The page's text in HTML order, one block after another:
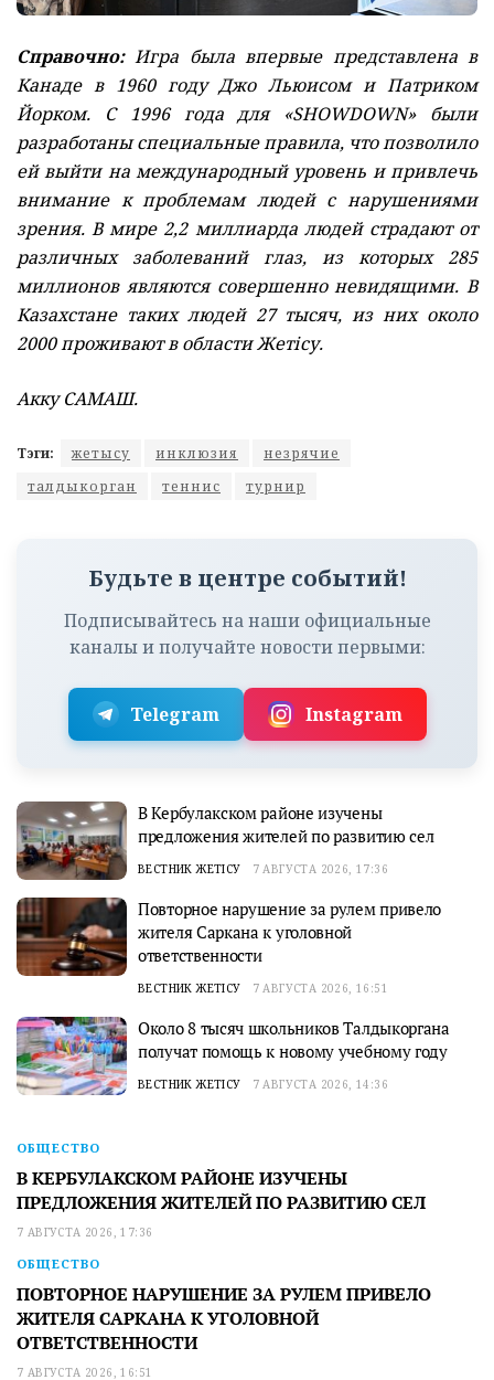
Справочно:Игра была впервые представлена в
Канаде в 1960 году Джо Льюисом и Патриком
Йорком. С 1996 года для «SHOWDOWN» были
разработаны специальные правила, что позволило
ей выйти на международный уровень и привлечь
внимание к проблемам людей с нарушениями
зрения. В мире 2,2 миллиарда людей страдают от
различных заболеваний глаз, из которых 285
миллионов являются совершенно невидящими. В
Казахстане таких людей 27 тысяч, из них около
2000 проживают в области Жетісу.
Акку САМАШ.
Тэги: жетысу инклюзия
незрячие
талдыкорган
теннис турнир
Будьте в центре событий!
Подписывайтесь на наши официальные
каналы и получайте новости первыми:
Telegram Instagram
В Кербулакском районе изучены
предложения жителей по развитию сел
ВЕСТНИК ЖЕТІСУ 7 АВГУСТА 2026, 17:36
Повторное нарушение за рулем привело
жителя Саркана к уголовной
ответственности
ВЕСТНИК ЖЕТІСУ 7 АВГУСТА 2026, 16:51
Около 8 тысяч школьников Талдыкоргана
получат помощь к новому учебному году
ВЕСТНИК ЖЕТІСУ 7 АВГУСТА 2026, 14:36
ОБЩЕСТВО
В КЕРБУЛАКСКОМ РАЙОНЕ ИЗУЧЕНЫ
ПРЕДЛОЖЕНИЯ ЖИТЕЛЕЙ ПО РАЗВИТИЮ СЕЛ
7 АВГУСТА 2026, 17:36
ОБЩЕСТВО
ПОВТОРНОЕ НАРУШЕНИЕ ЗА РУЛЕМ ПРИВЕЛО
ЖИТЕЛЯ САРКАНА К УГОЛОВНОЙ
ОТВЕТСТВЕННОСТИ
7 АВГУСТА 2026, 16:51